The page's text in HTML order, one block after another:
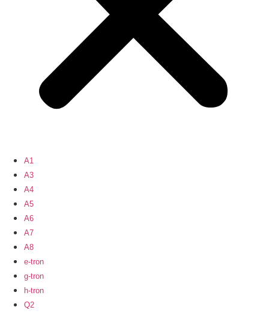
A1
A3
A4
A5
A6
A7
A8
e-tron
g-tron
h-tron
Q2